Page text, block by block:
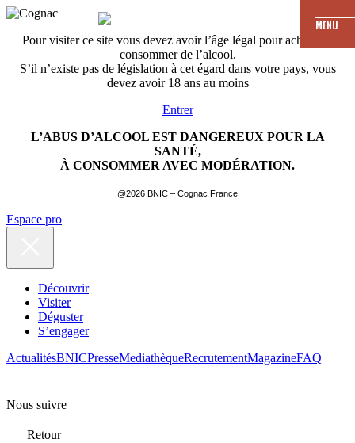
Pour visiter ce site vous devez avoir l’âge légal pour acheter et
consommer de l’alcool.
S’il n’existe pas de législation à cet égard dans votre pays, vous
devez avoir 18 ans au moins
Entrer
L’ABUS D’ALCOOL EST DANGEREUX POUR LA
SANTÉ,
À CONSOMMER AVEC MODÉRATION.
@2026 BNIC – Cognac France
MENU
Espace pro
Découvrir
Visiter
Déguster
S’engager
ActualitésBNICPresseMediathèqueRecrutementMagazineFAQ
Nous suivre
Retour